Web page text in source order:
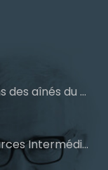
Le palmarès des meilleures Maisons des aînés du Québec
Le palmarès des meilleures Ressources Intermédiaires (RI)